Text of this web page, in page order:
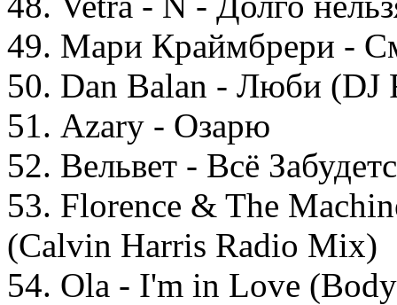
49. Мари Краймбрери -
50. Dan Balan - Люби (DJ
51. Azary - Озарю
52. Вельвет - Всё
53. Florence & The
(Calvin Harris Radio Mix)
54. Ola - I'm in Love